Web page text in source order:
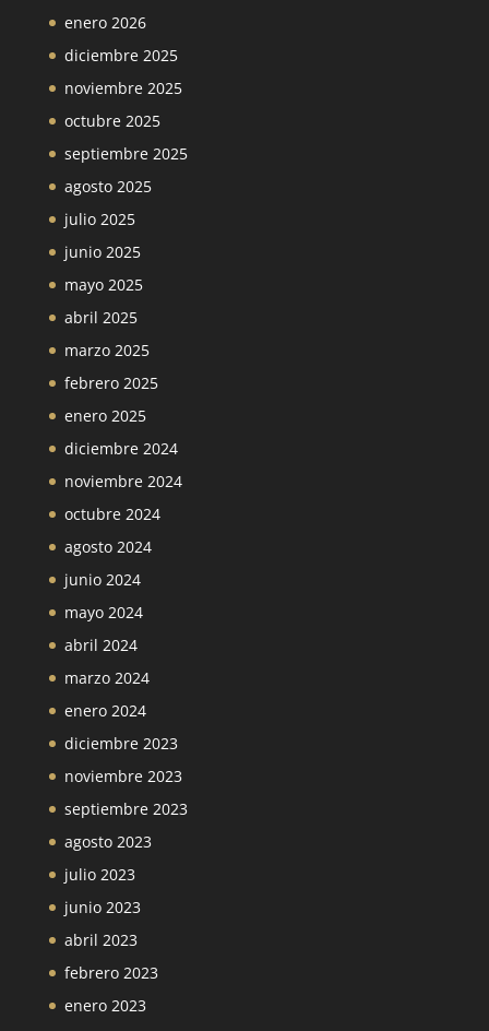
enero 2026
diciembre 2025
noviembre 2025
octubre 2025
septiembre 2025
agosto 2025
julio 2025
junio 2025
mayo 2025
abril 2025
marzo 2025
febrero 2025
enero 2025
diciembre 2024
noviembre 2024
octubre 2024
agosto 2024
junio 2024
mayo 2024
abril 2024
marzo 2024
enero 2024
diciembre 2023
noviembre 2023
septiembre 2023
agosto 2023
julio 2023
junio 2023
abril 2023
febrero 2023
enero 2023